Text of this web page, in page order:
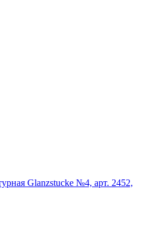
Glanzstucke №4, арт. 2452,